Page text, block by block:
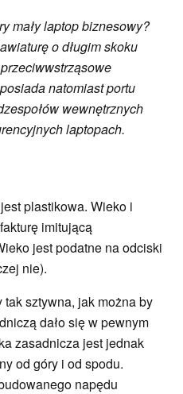
mały laptop biznesowy?
o długim skoku
natomiast portu
wewnętrznych
laptopach.
plastikowa. Wieko i
imitującą
jest podatne na odciski
nie).
sztywna, jak można by
dało się w pewnym
zasadnicza jest jednak
od góry i od spodu.
napędu